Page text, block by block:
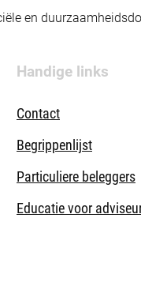
en
Handige links
Contact
Begrippenlijst
Particuliere beleggers
Educatie voor